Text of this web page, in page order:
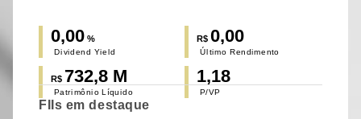
0,00 %
Dividend Yield
R$ 0,00
Último Rendimento
R$ 732,8 M
Patrimônio Líquido
1,18
P/VP
FIIs em destaque